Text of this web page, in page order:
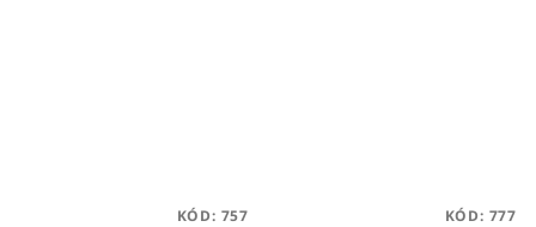
KÓD: 757 KÓD: 777